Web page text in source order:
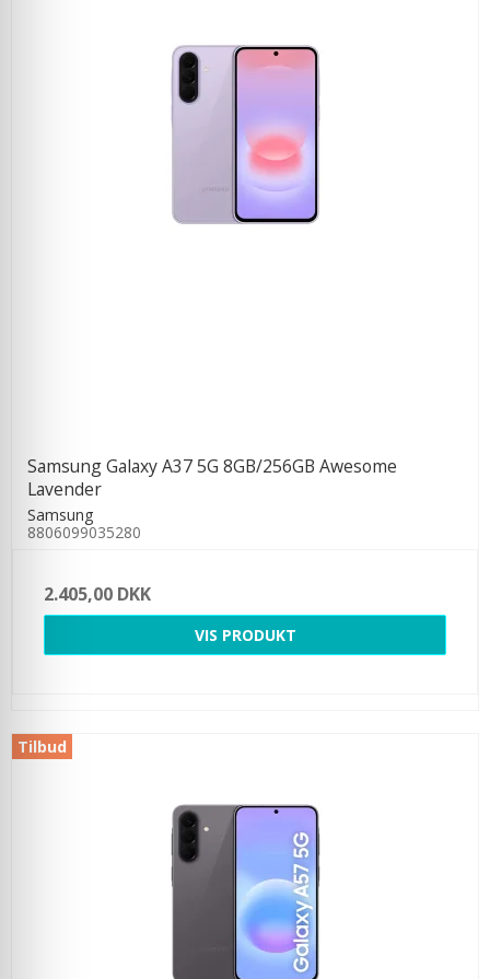
Samsung Galaxy A37 5G 8GB/256GB Awesome
Lavender
Samsung
8806099035280
2.405,00 DKK
VIS PRODUKT
Tilbud